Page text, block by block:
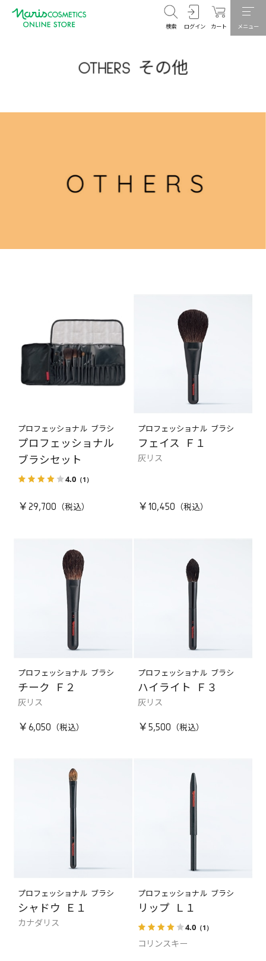
検索 ログイン カート メニュー
OTHERS その他
プロフェッショナル ブラシ
プロフェッショナル
ブラシセット
4.0 （1）
￥29,700
プロフェッショナル ブラシ
フェイス Ｆ１
灰リス
￥10,450
プロフェッショナル ブラシ
チーク Ｆ２
灰リス
￥6,050
プロフェッショナル ブラシ
ハイライト Ｆ３
灰リス
￥5,500
プロフェッショナル ブラシ
シャドウ Ｅ１
カナダリス
プロフェッショナル ブラシ
リップ Ｌ１
4.0（1）
コリンスキー